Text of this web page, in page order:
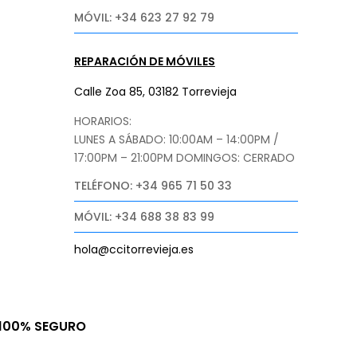
MÓVIL: +34 623 27 92 79
REPARACIÓN DE MÓVILES
Calle Zoa 85, 03182 Torrevieja
HORARIOS:
LUNES A SÁBADO: 10:00AM – 14:00PM /
17:00PM – 21:00PM DOMINGOS: CERRADO
TELÉFONO: +34 965 71 50 33
MÓVIL: +34 688 38 83 99
hola@ccitorrevieja.es
SEGURO